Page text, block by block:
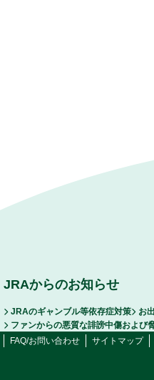
JRAからのお知らせ
JRAのギャンブル等依存症対策
お
ファンからの悪質な誹謗中傷および
FAQ/お問い合わせ
サイトマップ